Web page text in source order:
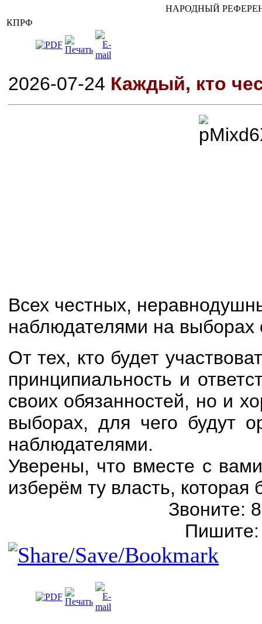
НАРОДНЫЙ
КПРФ
2026-07-24 Каждый, кто
Всех честных,
наблюдателями на
От тех, кто будет
принципиальность и
своих обязанностей, но и
выборах, для чего будут
наблюдателями.
Уверены, что вместе с
изберём ту власть, которая
Звоните: